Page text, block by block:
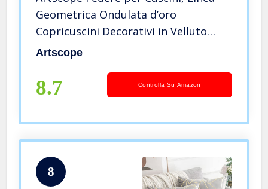
Geometrica Ondulata d’oro
Copricuscini Decorativi in Velluto
Fodera per Cuscino per Soggiorno
(Nero)
Artscope
8.7 Controlla Su Amazon
8